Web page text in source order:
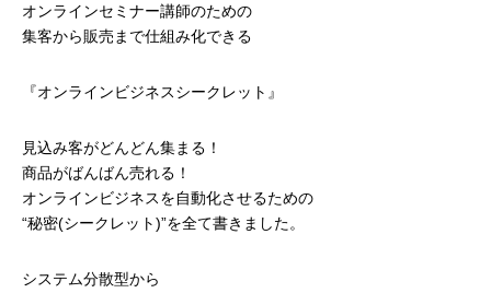
オンラインセミナー講師のための
集客から販売まで仕組み化できる
『オンラインビジネスシークレット』
見込み客がどんどん集まる！
商品がばんばん売れる！
オンラインビジネスを自動化させるための
“秘密(シークレット)”を全て書きました。
システム分散型から